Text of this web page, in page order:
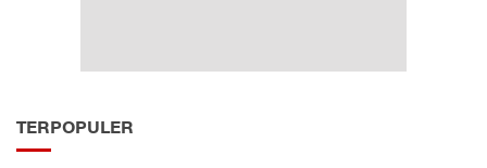
TERPOPULER